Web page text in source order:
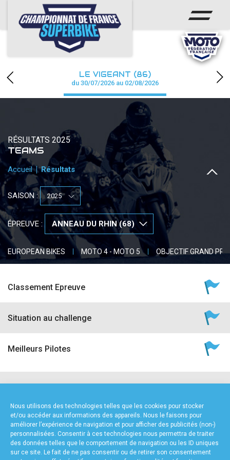
Nous utilisons des technologies telles que les cookies pour stocker
et/ou accéder aux informations des appareils. Nous le faisons pour
améliorer l’expérience de navigation et pour afficher des publicités (non-)
personnalisées. Consentir à ces technologies nous permettra de traiter
des données telles que le comportement de navigation ou les ID uniques
sur ce site. Le fait de ne pas consentir ou de retirer son consentement
ACCUEIL
CHAMPIONNAT
CALENDRIER
PHOTOS / WEB TV
PARTENAIRES
PRESSE
PRESSE
accéder à la billetterie
LE VIGEANT (86)
du 30/07/2026 au 02/08/2026
RÉSULTATS 2025
TEAMS
Accueil Résultats
SAISON :
ÉPREUVE :
EUROPEAN BIKES MOTO 4 - MOTO 5 OBJECTIF GRAND PRIX
Classement Epreuve
Situation au challenge
Meilleurs Pilotes